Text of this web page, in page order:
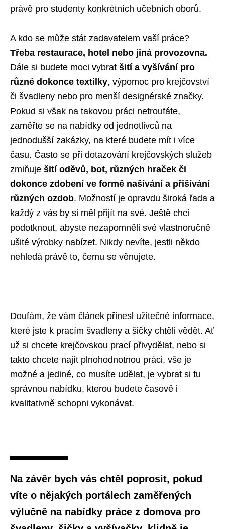
právě pro studenty konkrétních učebních oborů.
A kdo se může stát zadavatelem vaší práce?
Třeba restaurace, hotel nebo jiná provozovna.
Dále si budete moci vybrat šití a vyšívání pro
různé dokonce textilky, výpomoc pro krejčovství
či švadleny nebo pro menší designérské značky.
Pokud si však na takovou práci netroufáte,
zaměřte se na nabídky od jednotlivců na
jednodušší zakázky, na které budete mít i více
času. Často se při dotazování krejčovských služeb
zmiňuje šití oděvů, bot, různých hraček či
dokonce zdobení ve formě našívání a přišívání
různých ozdob. Možností je opravdu široká řada a
každý z vás by si měl přijít na své. Ještě chci
podotknout, abyste nezapomněli své vlastnoručně
ušité výrobky nabízet. Nikdy nevíte, jestli někdo
nehledá právě to, čemu se věnujete.
Doufám, že vám článek přinesl užitečné informace,
které jste k pracím švadleny a šičky chtěli vědět. Ať
už si chcete krejčovskou prací přivydělat, nebo si
takto chcete najít plnohodnotnou práci, vše je
možné a jediné, co musíte udělat, je vybrat si tu
správnou nabídku, kterou budete časově i
kvalitativně schopni vykonávat.
Na závěr bych vás chtěl poprosit, pokud
víte o nějakých portálech zaměřených
výlučně na nabídky práce z domova pro